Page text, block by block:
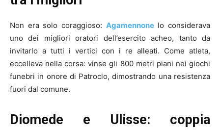
Non era solo coraggioso: Agamennonelo considerava
uno dei migliori oratori dell’esercito acheo, tanto da
invitarlo a tutti i vertici con i re alleati. Come atleta,
eccelleva nella corsa: vinse gli 800 metri piani nei giochi
funebri in onore di Patroclo, dimostrando una resistenza
fuori dal comune.
Diomede e Ulisse: coppia